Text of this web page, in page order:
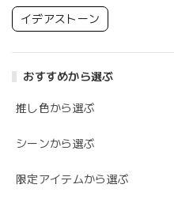
イデアストーン
おすすめから選ぶ
推し色から選ぶ
シーンから選ぶ
限定アイテムから選ぶ